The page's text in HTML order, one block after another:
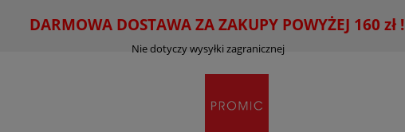
DARMOWA DOSTAWA ZA ZAKUPY POWYŻEJ 160 zł !
Nie dotyczy wysyłki zagranicznej